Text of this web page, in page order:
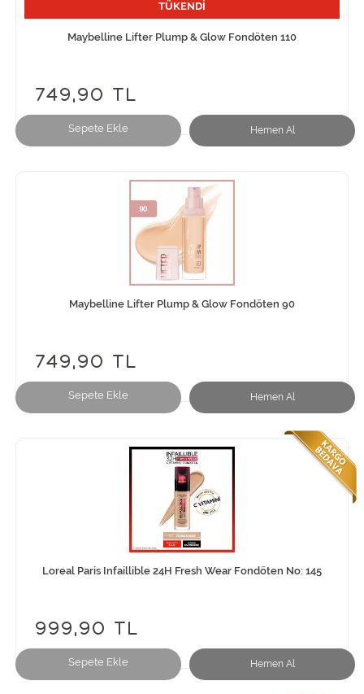
Sepete Ekle Hemen Al
TÜKENDİ
Maybelline Lifter Plump & Glow Fondöten 110
749,90 TL
Sepete Ekle Hemen Al
Maybelline Lifter Plump & Glow Fondöten 90
749,90 TL
Sepete Ekle Hemen Al
Loreal Paris Infaillible 24H Fresh Wear Fondöten No: 145
999,90 TL